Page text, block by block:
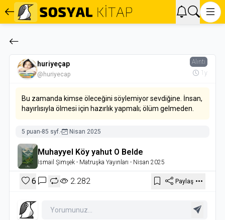
huriyeçap
@huriyecap
Alıntı
1y
Bu zamanda kimse öleceğini söylemiyor sevdiğine. İnsan,
hayırlısıyla ölmesi için hazırlık yapmalı; ölüm gelmeden.
5 puan-85 syf.- Nisan 2025
Muhayyel Köy yahut O Belde
İsmail Şimşek- Matruşka Yayınları - Nisan 2025
6 2.282 Paylaş